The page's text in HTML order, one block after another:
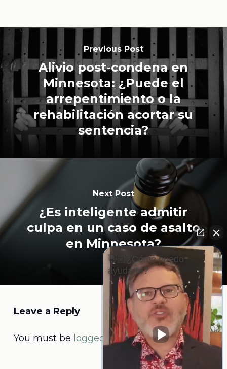
Previous Post
Alivio post-condena en
Minnesota: ¿Puede el
arrepentimiento o la
rehabilitación acortar su
sentencia?
Next Post
¿Es inteligente admitir
culpa en un caso de asalto
en Minnesota?
Leave a Reply
You must be logged into post a comment.
👋🏼¿Cómo puedo
ayudarte?